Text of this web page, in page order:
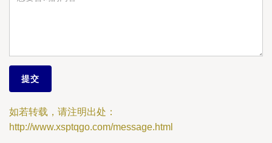
如若转载，请注明出处：
http://www.xsptqgo.com/message.html